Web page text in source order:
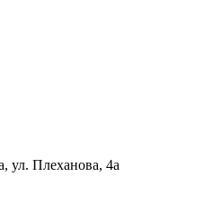
ул. Плеханова, 4а